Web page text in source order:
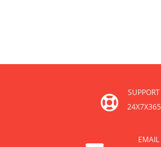
SUPPORT
24X7X365
EMAIL